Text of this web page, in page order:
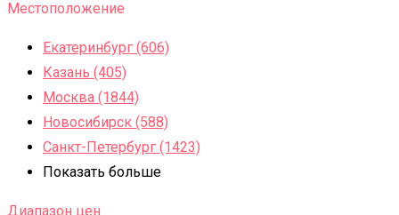
Местоположение
Екатеринбург (606)
Казань (405)
Москва (1844)
Новосибирск (588)
Санкт-Петербург (1423)
Показать больше
Диапазон цен